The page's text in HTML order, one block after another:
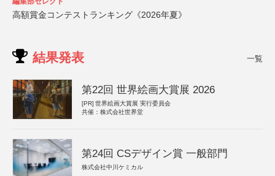
高額賞金コンテストランキング《2026年夏》
結果発表 一覧
第22回 世界絵画大賞展 2026
[PR] 世界絵画大賞展 実行委員会
共催：株式会社世界堂
第24回 CSデザイン賞 一般部門
株式会社中川ケミカル